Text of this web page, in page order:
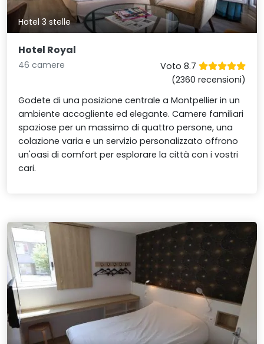
Hotel 3 stelle
Hotel Royal
46 camere
Voto 8.7
(2360 recensioni)
Godete di una posizione centrale a Montpellier in un
ambiente accogliente ed elegante. Camere familiari
spaziose per un massimo di quattro persone, una
colazione varia e un servizio personalizzato offrono
un'oasi di comfort per esplorare la città con i vostri
cari.